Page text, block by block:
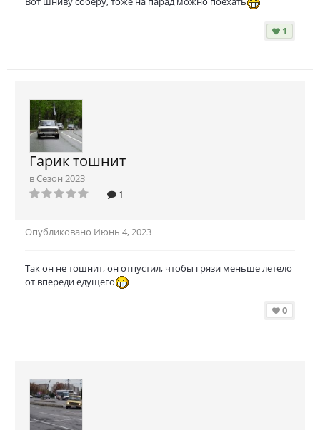
1
Гарик тошнит
в Сезон 2023
1
Опубликовано Июнь 4, 2023
Так он не тошнит, он отпустил, чтобы грязи меньше летело
от впереди едущего
0